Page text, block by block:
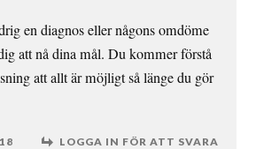
en diagnos eller någons omdöme
att nå dina mål. Du kommer förstå
att allt är möjligt så länge du gör
LOGGA IN FÖR ATT SVARA